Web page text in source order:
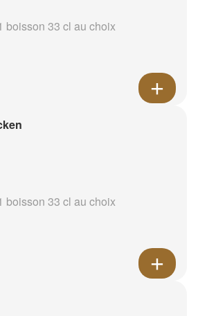
boisson 33 cl au choix
boisson 33 cl au choix